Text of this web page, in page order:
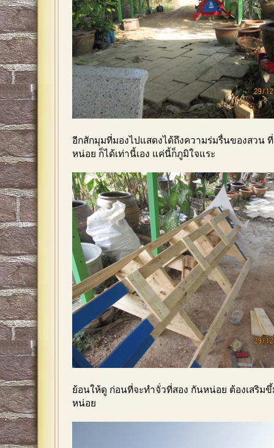
อีกสักมุมที่มองไปแสดงได้ถึงความร่มรื่นของสวน
หน่อย ก็ได้เท่านี้เอง แค่นี้ก็ภูมิใจแระ
ย้อนให้ดู ก่อนที่จะทำจั่วที่สอง กันหน่อย ต้องเสริม
หน่อย